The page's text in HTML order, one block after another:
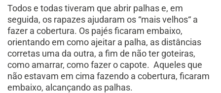
Todos e todas tiveram que abrir palhas e, em
seguida, os rapazes ajudaram os “mais velhos“ a
fazer a cobertura. Os pajés ficaram embaixo,
orientando em como ajeitar a palha, as distâncias
corretas uma da outra, a fim de não ter goteiras,
como amarrar, como fazer o capote. Aqueles que
não estavam em cima fazendo a cobertura, ficaram
embaixo, alcançando as palhas.